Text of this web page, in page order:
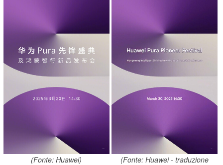
(Fonte: Huawei)
(Fonte: Huawei - traduzione